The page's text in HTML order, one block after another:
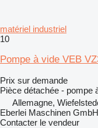
matériel industriel
10
Pompe à vide VEB
Prix sur demande
Pièce détachée - pompe
Allemagne,
Eberlei Maschinen
Contacter le vendeur